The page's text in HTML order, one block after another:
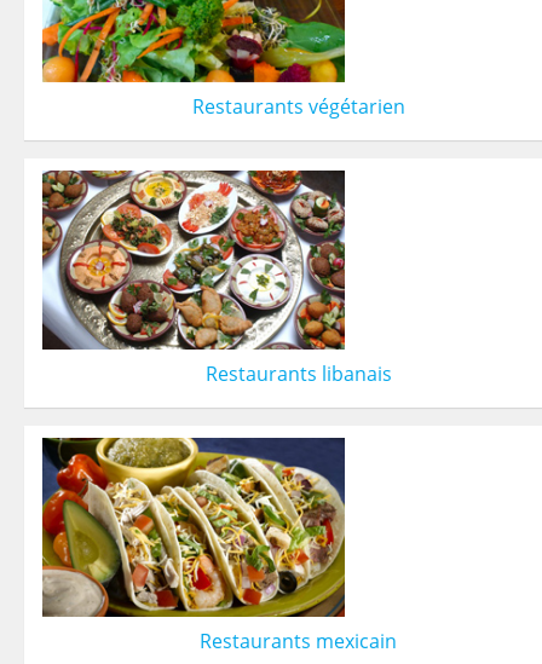
Restaurants végétarien
Restaurants libanais
Restaurants mexicain